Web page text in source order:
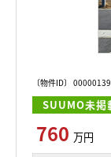
〔物件ID〕
SUUMO未掲
760 万円